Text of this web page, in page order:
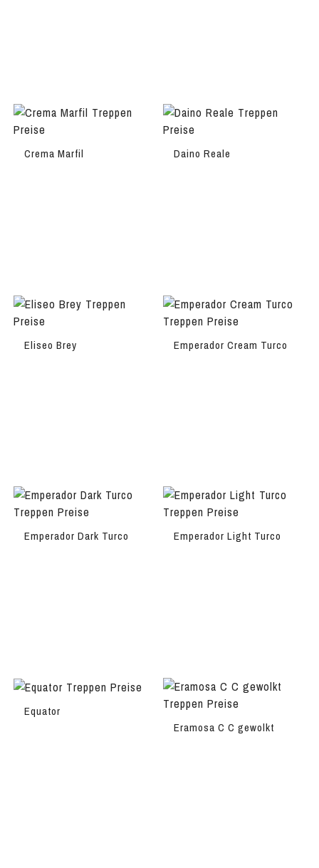
Crema Marfil Daino Reale
Eliseo Brey Emperador Cream Turco
Emperador Dark Turco Emperador Light Turco
Equator
Eramosa C C gewolkt